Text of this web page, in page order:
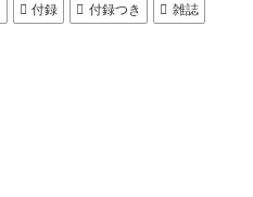
付録 付録つき
雑誌